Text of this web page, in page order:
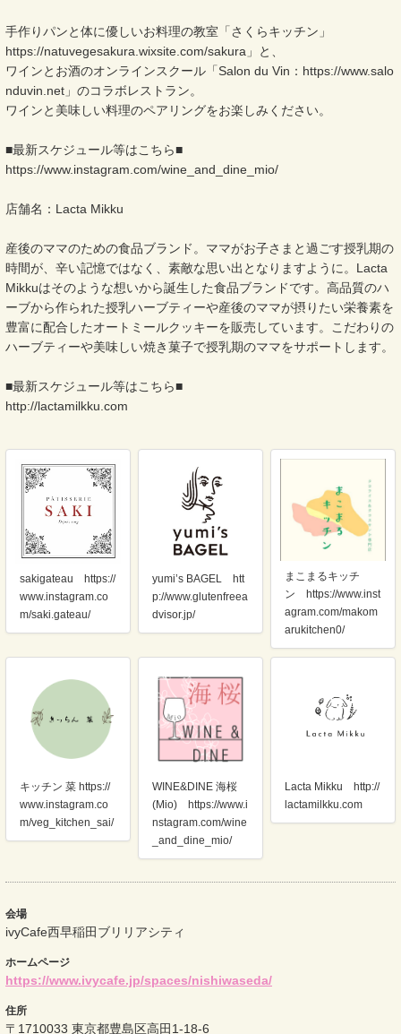
手作りパンと体に優しいお料理の教室「さくらキッチン」
https://natuvegesakura.wixsite.com/sakura」と、
ワインとお酒のオンラインスクール「Salon du Vin：https://www.salo
nduvin.net」のコラボレストラン。
ワインと美味しい料理のペアリングをお楽しみください。
■最新スケジュール等はこちら■
https://www.instagram.com/wine_and_dine_mio/
店舗名：Lacta Mikku
産後のママのための食品ブランド。ママがお子さまと過ごす授乳期の
時間が、辛い記憶ではなく、素敵な思い出となりますように。Lacta
Mikkuはそのような想いから誕生した食品ブランドです。高品質のハ
ーブから作られた授乳ハーブティーや産後のママが摂りたい栄養素を
豊富に配合したオートミールクッキーを販売しています。こだわりの
ハーブティーや美味しい焼き菓子で授乳期のママをサポートします。
■最新スケジュール等はこちら■
http://lactamilkku.com
sakigateau https://
www.instagram.co
m/saki.gateau/
yumi’s BAGEL htt
p://www.glutenfreea
dvisor.jp/
まこまるキッチ
ン https://www.inst
agram.com/makom
arukitchen0/
キッチン 菜 https://
www.instagram.co
m/veg_kitchen_sai/
WINE&DINE 海桜
(Mio) https://www.i
nstagram.com/wine
_and_dine_mio/
Lacta Mikku http://
lactamilkku.com
会場
ivyCafe西早稲田ブリリアシティ
ホームページ
https://www.ivycafe.jp/spaces/nishiwaseda/
住所
〒1710033 東京都豊島区高田1-18-6